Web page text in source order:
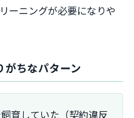
ーニングが必要になりや
がちなパターン
育していた（契約違反